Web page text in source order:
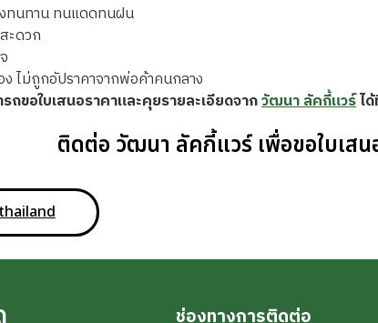
ทนทาน ทนแดดทนฝน
ะดวก
ง ไม่ถูกอัปราคาจากพ่อค้าคนกลาง
ขอใบเสนอราคาและคุยรายละเอียดจากวัฒนา ลัคกี้แวร์ได้
ติดต่อ วัฒนา ลัคกี้แวร์ เพื่อขอใบเสน
ช่องทางการติดต่อ